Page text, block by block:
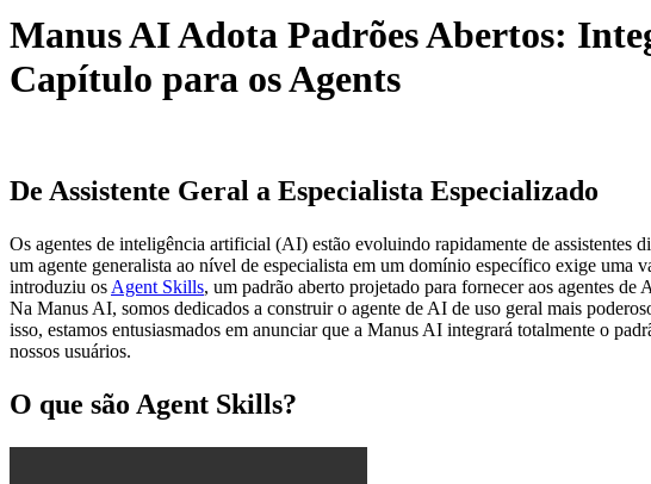
Manus AI Adota Padrões Abertos:
Capítulo para os Agents
De Assistente Geral a Especialista Especializado
Os agentes de inteligência artificial (AI) estão evoluindo rapidamente de assistentes
um agente generalista ao nível de especialista em um domínio específico exige uma
introduziu os Agent Skills, um padrão aberto projetado para fornecer aos agentes de
Na Manus AI, somos dedicados a construir o agente de AI de uso geral mais
isso, estamos entusiasmados em anunciar que a Manus AI integrará totalmente o
nossos usuários.
O que são Agent Skills?